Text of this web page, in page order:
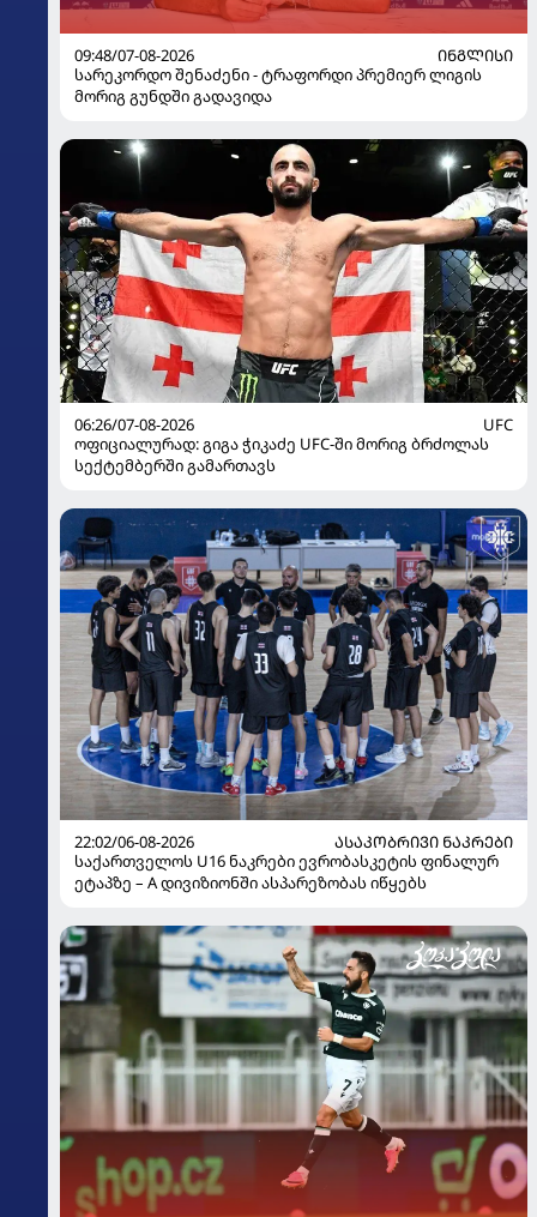
09:48/07-08-2026
ᲘᲜᲒᲚᲘᲡᲘ
სარეკორდო შენაძენი - ტრაფორდი პრემიერ ლიგის
მორიგ გუნდში გადავიდა
06:26/07-08-2026
UFC
ოფიციალურად: გიგა ჭიკაძე UFC-ში მორიგ ბრძოლას
სექტემბერში გამართავს
22:02/06-08-2026
ᲐᲡᲐᲙᲝᲑᲠᲘᲕᲘ ᲜᲐᲙᲠᲔᲑᲘ
საქართველოს U16 ნაკრები ევრობასკეტის ფინალურ
ეტაპზე – A დივიზიონში ასპარეზობას იწყებს